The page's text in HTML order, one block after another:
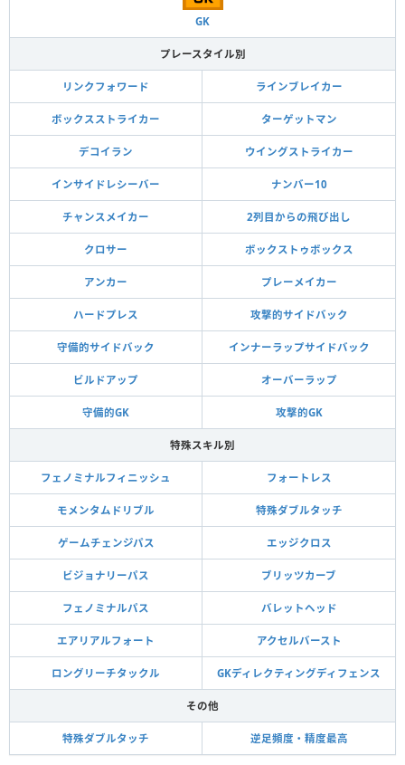
GK
プレースタイル別
リンクフォワード ラインブレイカー
ボックスストライカー ターゲットマン
デコイラン ウイングストライカー
インサイドレシーバー ナンバー10
チャンスメイカー 2列目からの飛び出し
クロサー ボックストゥボックス
アンカー プレーメイカー
ハードプレス 攻撃的サイドバック
守備的サイドバック インナーラップサイドバック
ビルドアップ オーバーラップ
守備的GK 攻撃的GK
特殊スキル別
フェノミナルフィニッシュ フォートレス
モメンタムドリブル 特殊ダブルタッチ
ゲームチェンジパス エッジクロス
ビジョナリーパス ブリッツカーブ
フェノミナルパス バレットヘッド
エアリアルフォート アクセルバースト
ロングリーチタックル GKディレクティングディフェンス
その他
特殊ダブルタッチ 逆足頻度・精度最高